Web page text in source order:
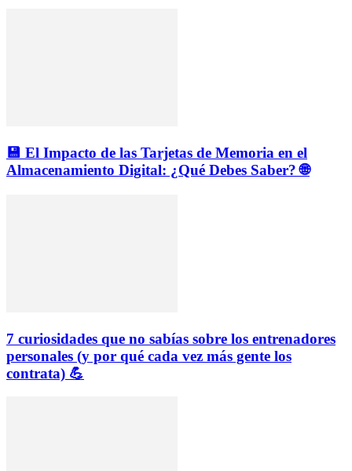
💾 El Impacto de las Tarjetas de Memoria en el
Almacenamiento Digital: ¿Qué Debes Saber? 🌐
7 curiosidades que no sabías sobre los entrenadores
personales (y por qué cada vez más gente los
contrata) 💪